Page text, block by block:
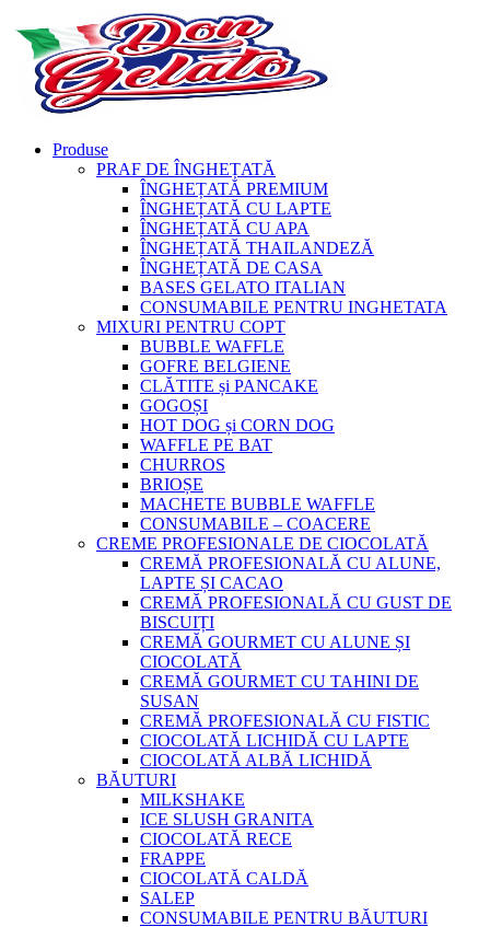
Produse
PRAF DE ÎNGHEȚATĂ
ÎNGHEȚATĂ PREMIUM
ÎNGHEȚATĂ CU LAPTE
ÎNGHEȚATĂ CU APA
ÎNGHEȚATĂ THAILANDEZĂ
ÎNGHEȚATĂ DE CASA
BASES GELATO ITALIAN
CONSUMABILE PENTRU INGHETATA
MIXURI PENTRU COPT
BUBBLE WAFFLE
GOFRE BELGIENE
CLĂTITE și PANCAKE
GOGOȘI
HOT DOG și CORN DOG
WAFFLE PE BAT
CHURROS
BRIOȘE
MACHETE BUBBLE WAFFLE
CONSUMABILE – COACERE
CREME PROFESIONALE DE CIOCOLATĂ
CREMĂ PROFESIONALĂ CU ALUNE,
LAPTE ȘI CACAO
CREMĂ PROFESIONALĂ CU GUST DE
BISCUIȚI
CREMĂ GOURMET CU ALUNE ȘI
CIOCOLATĂ
CREMĂ GOURMET CU TAHINI DE
SUSAN
CREMĂ PROFESIONALĂ CU FISTIC
CIOCOLATĂ LICHIDĂ CU LAPTE
CIOCOLATĂ ALBĂ LICHIDĂ
BĂUTURI
MILKSHAKE
ICE SLUSH GRANITA
CIOCOLATĂ RECE
FRAPPE
CIOCOLATĂ CALDĂ
SALEP
CONSUMABILE PENTRU BĂUTURI